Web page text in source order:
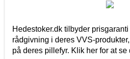
Hedestoker.dk tilbyder
rådgivning i deres VVS-
på deres pillefyr. Klik her for at se